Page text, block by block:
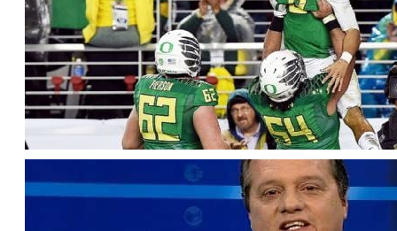
Agenda da TV (Sexta, 23/12/2016)